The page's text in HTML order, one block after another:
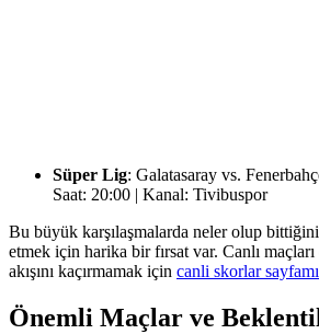
Süper Lig: Galatasaray vs.
Saat: 20:00 | Kanal: Tivibuspor
Bu büyük karşılaşmalarda neler olup
etmek için harika bir fırsat var. Canlı maçları
akışını kaçırmamak için canli skorlar
Önemli Maçlar ve